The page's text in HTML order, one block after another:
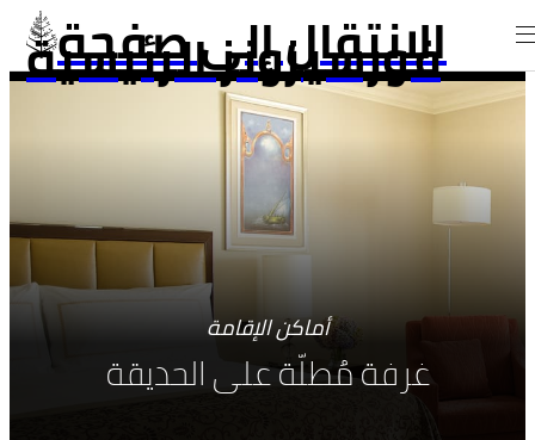
الانتقال إلى صفحة
فورسيزونز الرئيسية
أماكن الإقامة
غرفة مُطلّة على الحديقة